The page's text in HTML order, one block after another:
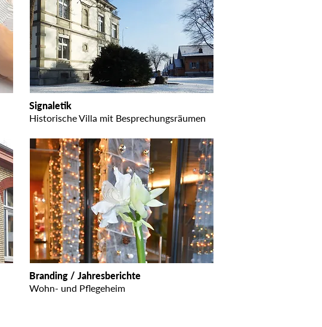
Signaletik
Historische Villa mit Besprechungsräumen
Branding / Jahresberichte
Wohn- und Pflegeheim